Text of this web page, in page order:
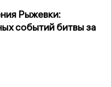
Рыжевки:
событий битвы за